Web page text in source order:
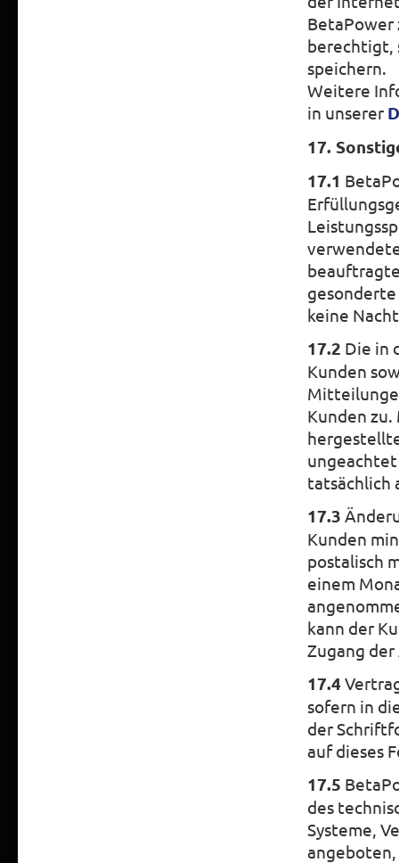
berechtigt,
speichern.
Weitere
in unserer
17.
17.1
keine
17.2 Die in
Kunden
Kunden
ungeachtet
tatsächlich
17.3
Kunden
postalisch
einem
kann der
Zugang
17.4
sofern in
der
auf dieses
17.5
des
Systeme,